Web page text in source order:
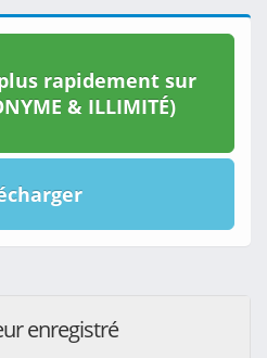
rapidement sur
& ILLIMITÉ)
enregistré